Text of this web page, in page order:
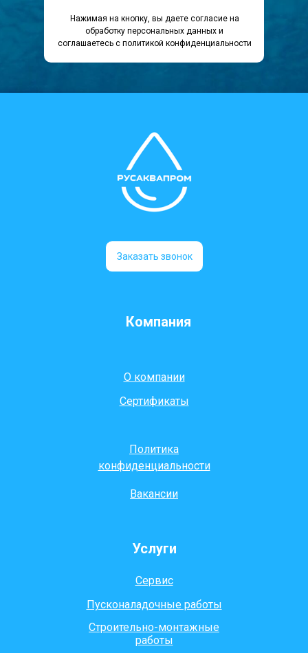
Нажимая на кнопку, вы даете согласие на
обработку персональных данных и
соглашаетесь c политикой конфиденциальности
Заказать звонок
Компания
О компании
Сертификаты
Услуги
Политика
конфиденциальности
Строительно-монтажные
работы
Пусконаладочные работы
Сервис
Вакансии